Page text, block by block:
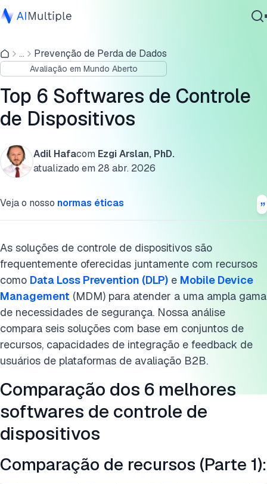
IA Agêntica
Segurança cibernética
Dados
Software Empresarial
Serviços
... Prevenção de Perda de Dados
Avaliação em Mundo Aberto
Top 6 Softwares de Controle
de Dispositivos
Adil Hafacom Ezgi Arslan, PhD.
atualizado em 28 abr. 2026
Veja o nosso normas éticas
As soluções de controle de dispositivos são
frequentemente oferecidas juntamente com recursos
como Data Loss Prevention (DLP) e Mobile Device
Management (MDM) para atender a uma ampla gama
de necessidades de segurança. Nossa análise
compara seis soluções com base em conjuntos de
recursos, capacidades de integração e feedback de
usuários de plataformas de avaliação B2B.
Comparação dos 6 melhores
softwares de controle de
dispositivos
Comparação de recursos (Parte 1):
Análise dos principais fornecedores de controle de
dispositivos
Lista de verificação de recursos comuns
Critérios de seleção de fornecedores
Leitura adicional
Cite esta pesquisa